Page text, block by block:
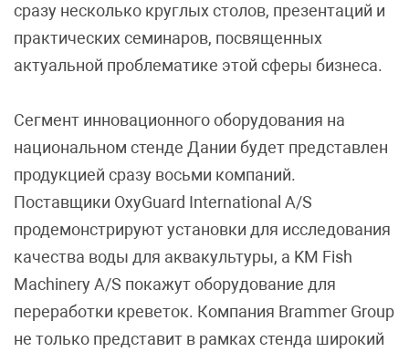
сразу несколько круглых столов, презентаций и
практических семинаров, посвященных
актуальной проблематике этой сферы бизнеса.
Сегмент инновационного оборудования на
национальном стенде Дании будет представлен
продукцией сразу восьми компаний.
Поставщики OxyGuard International A/S
продемонстрируют установки для исследования
качества воды для аквакультуры, а KM Fish
Machinery A/S покажут оборудование для
переработки креветок. Компания Brammer Group
не только представит в рамках стенда широкий